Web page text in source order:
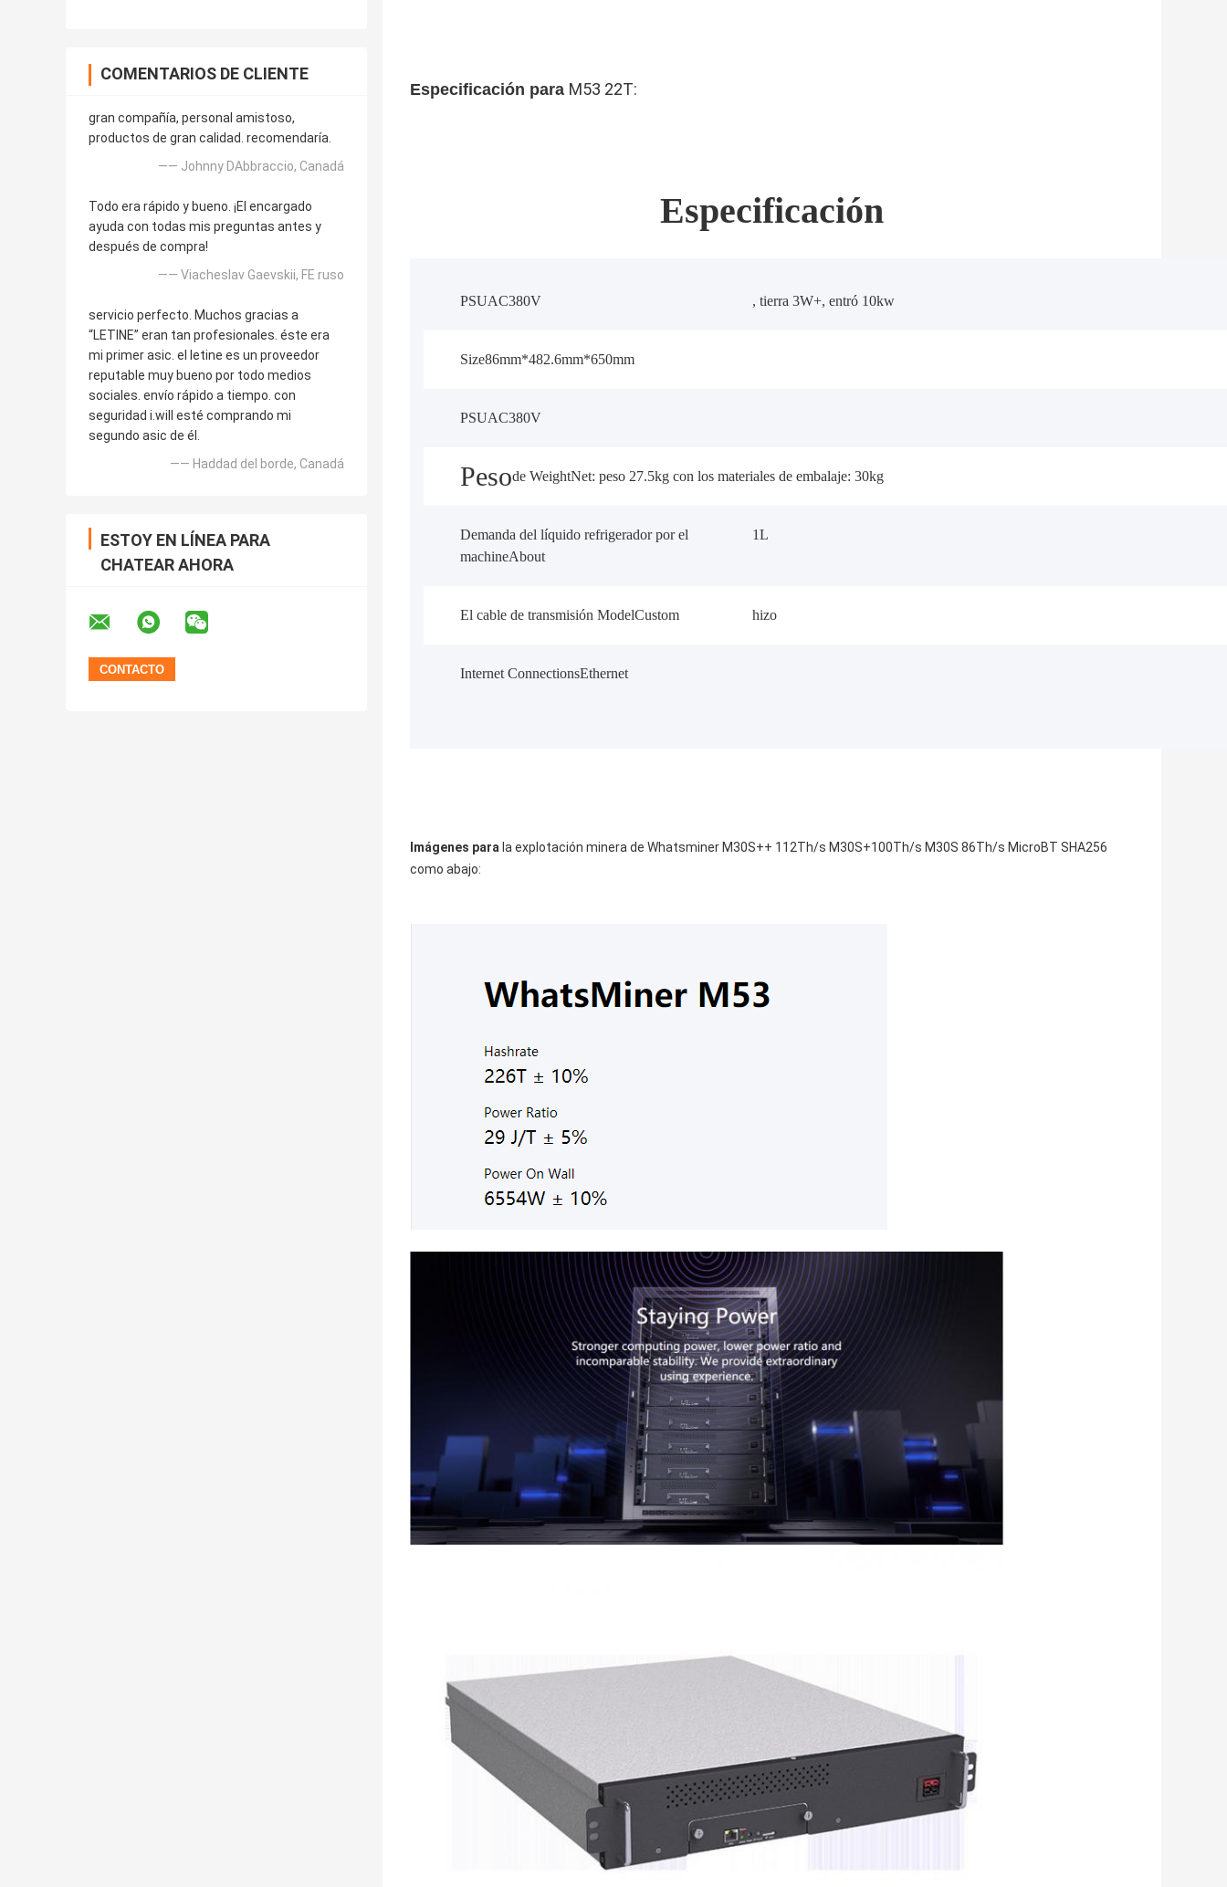
COMENTARIOS DE CLIENTE
gran compañía, personal amistoso,
productos de gran calidad. recomendaría.
—— Johnny DAbbraccio, Canadá
Todo era rápido y bueno. ¡El encargado
ayuda con todas mis preguntas antes y
después de compra!
—— Viacheslav Gaevskii, FE ruso
servicio perfecto. Muchos gracias a
“LETINE” eran tan profesionales. éste era
mi primer asic. el letine es un proveedor
reputable muy bueno por todo medios
sociales. envío rápido a tiempo. con
seguridad i.will esté comprando mi
segundo asic de él.
—— Haddad del borde, Canadá
ESTOY EN LÍNEA PARA
CHATEAR AHORA
Especificación para M53 22T:
Especificación
PSUAC380V , tierra 3W+, entró 10kw
Size86mm*482.6mm*650mm
PSUAC380V
Pesode WeightNet: peso 27.5kg con los materiales de embalaje: 30kg
Demanda del líquido refrigerador por el
machineAbout
1L
El cable de transmisión ModelCustom hizo
Internet ConnectionsEthernet
Imágenes para la explotación minera de Whatsminer M30S++ 112Th/s M30S+100Th/s M30S 86Th/s MicroBT SHA256
como abajo: